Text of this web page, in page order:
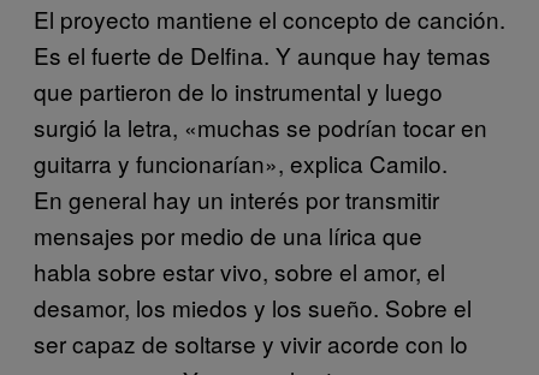
El proyecto mantiene el concepto de canción.
Es el fuerte de Delfina. Y aunque hay temas
que partieron de lo instrumental y luego
surgió la letra, «muchas se podrían tocar en
guitarra y funcionarían», explica Camilo.
En general hay un interés por transmitir
mensajes por medio de una lírica que
habla sobre estar vivo, sobre el amor, el
desamor, los miedos y los sueño. Sobre el
ser capaz de soltarse y vivir acorde con lo